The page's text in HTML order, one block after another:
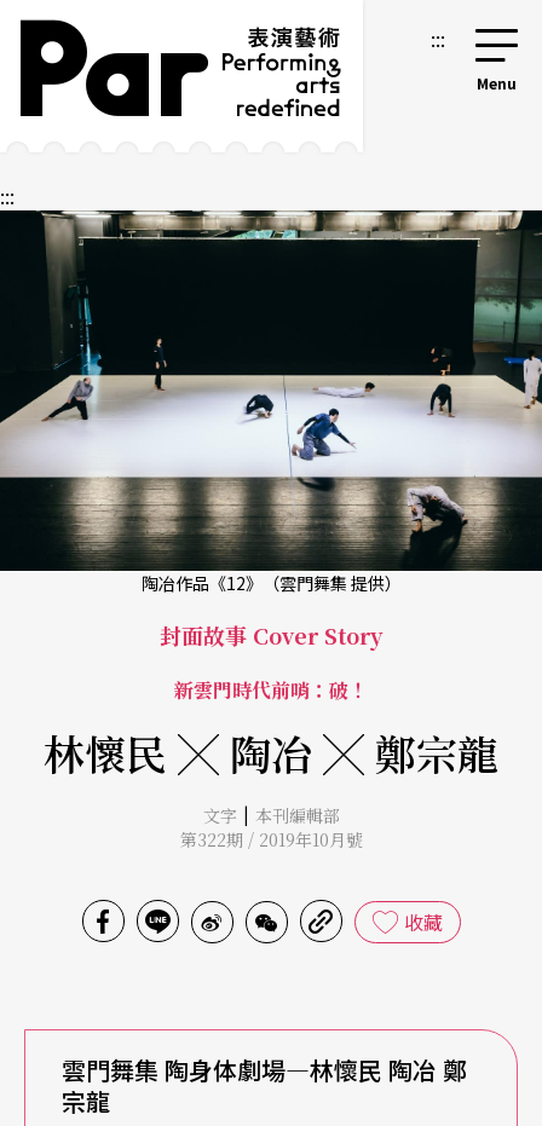
跳到主要內容區塊
網站導覽 :::
:::
陶冶作品《12》（雲門舞集 提供）
封面故事 Cover Story
新雲門時代前哨：破！
林懷民 ╳ 陶冶 ╳ 鄭宗龍
文字 | 本刊編輯部
第322期 / 2019年10月號
收藏
雲門舞集 陶身体劇場—林懷民 陶冶 鄭
宗龍